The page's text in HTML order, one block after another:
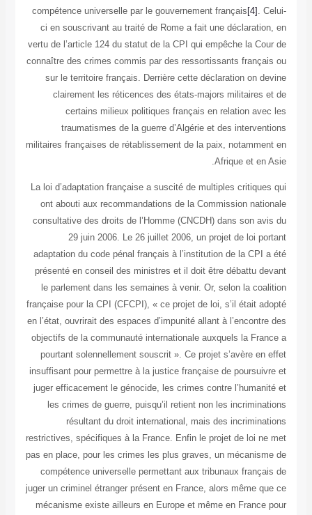
compétence universelle par le gouvernement français
ci en souscrivant au traité de Rome a fait une
vertu de l’article 124 du statut de la CPI qui empêche la
connaître des crimes commis par des ressortissants
sur le territoire français. Derrière cette déclaration on
clairement les réticences des états-majors
certains milieux politiques français en relation
traumatismes de la guerre d’Algérie et des
militaires françaises de rétablissement de la paix,
Afrique et
La loi d’adaptation française a suscité de multiples
ont abouti aux recommandations de la Commission
consultative des droits de l’Homme (CNCDH) dans son
29 juin 2006. Le 26 juillet 2006, un projet de loi
adaptation du code pénal français à l’institution de la
présenté en conseil des ministres et il doit être débattu
le parlement dans les semaines à venir. Or, selon la
française pour la CPI (CFCPI), « ce projet de loi, s’il était
en l’état, ouvrirait des espaces d’impunité allant à
objectifs de la communauté internationale auxquels la
pourtant solennellement souscrit ». Ce projet s’avère
insuffisant pour permettre à la justice française de
juger efficacement le génocide, les crimes contre
les crimes de guerre, puisqu’il retient non les
résultant du droit international, mais des
restrictives, spécifiques à la France. Enfin le projet de loi
pas en place, pour les crimes les plus graves, un
compétence universelle permettant aux tribunaux
juger un criminel étranger présent en France, alors même
mécanisme existe ailleurs en Europe et même en